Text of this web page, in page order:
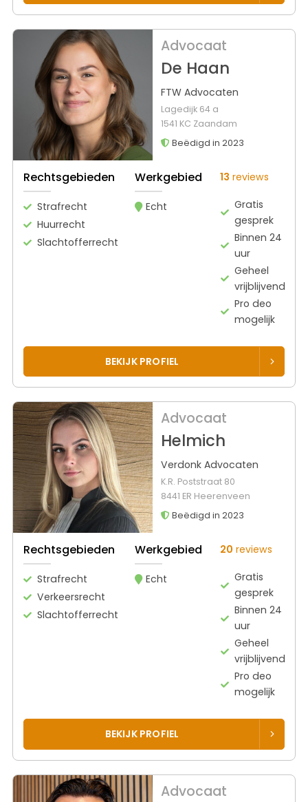
Advocaat
De Haan
FTW Advocaten
Lagedijk 64 a
1541 KC Zaandam
Beëdigd in 2023
Rechtsgebieden
Strafrecht
Huurrecht
Slachtofferrecht
Werkgebied
Echt
13 reviews
Gratis
gesprek
Binnen 24
uur
Geheel
vrijblijvend
Pro deo
mogelijk
BEKIJK PROFIEL
Advocaat
Helmich
Verdonk Advocaten
K.R. Poststraat 80
8441 ER Heerenveen
Beëdigd in 2023
Rechtsgebieden
Strafrecht
Verkeersrecht
Slachtofferrecht
Werkgebied
Echt
20 reviews
Gratis
gesprek
Binnen 24
uur
Geheel
vrijblijvend
Pro deo
mogelijk
BEKIJK PROFIEL
Advocaat